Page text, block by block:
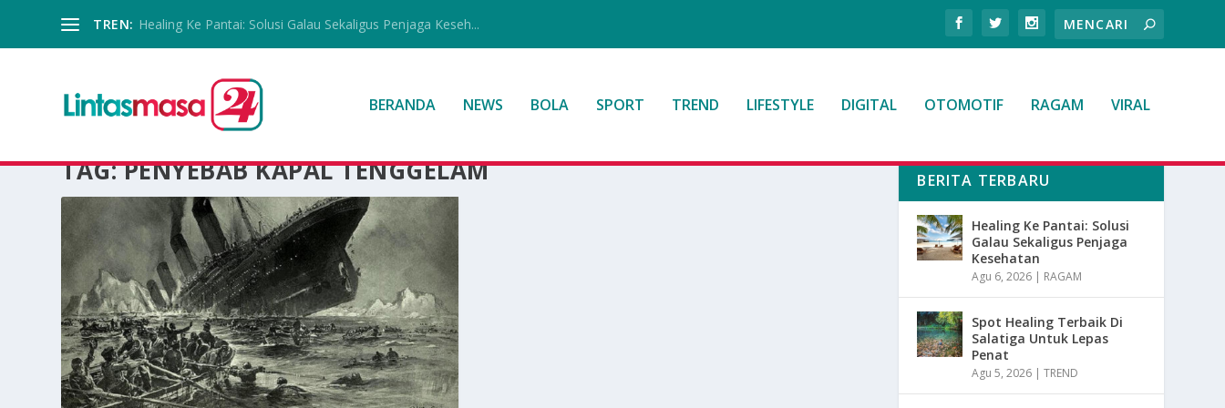
TREN: Healing Ke Pantai: Solusi Galau Sekaligus Penjaga Keseh...
BERANDA NEWS BOLA SPORT TREND LIFESTYLE DIGITAL OTOMOTIF RAGAM VIRAL
TAG:PENYEBAB KAPAL TENGGELAM BERITA TERBARU
Healing Ke Pantai: Solusi
Galau Sekaligus Penjaga
Kesehatan
Agu 6, 2026 | RAGAM
Spot Healing Terbaik Di
Salatiga Untuk Lepas
Penat
Agu 5, 2026 |TREND